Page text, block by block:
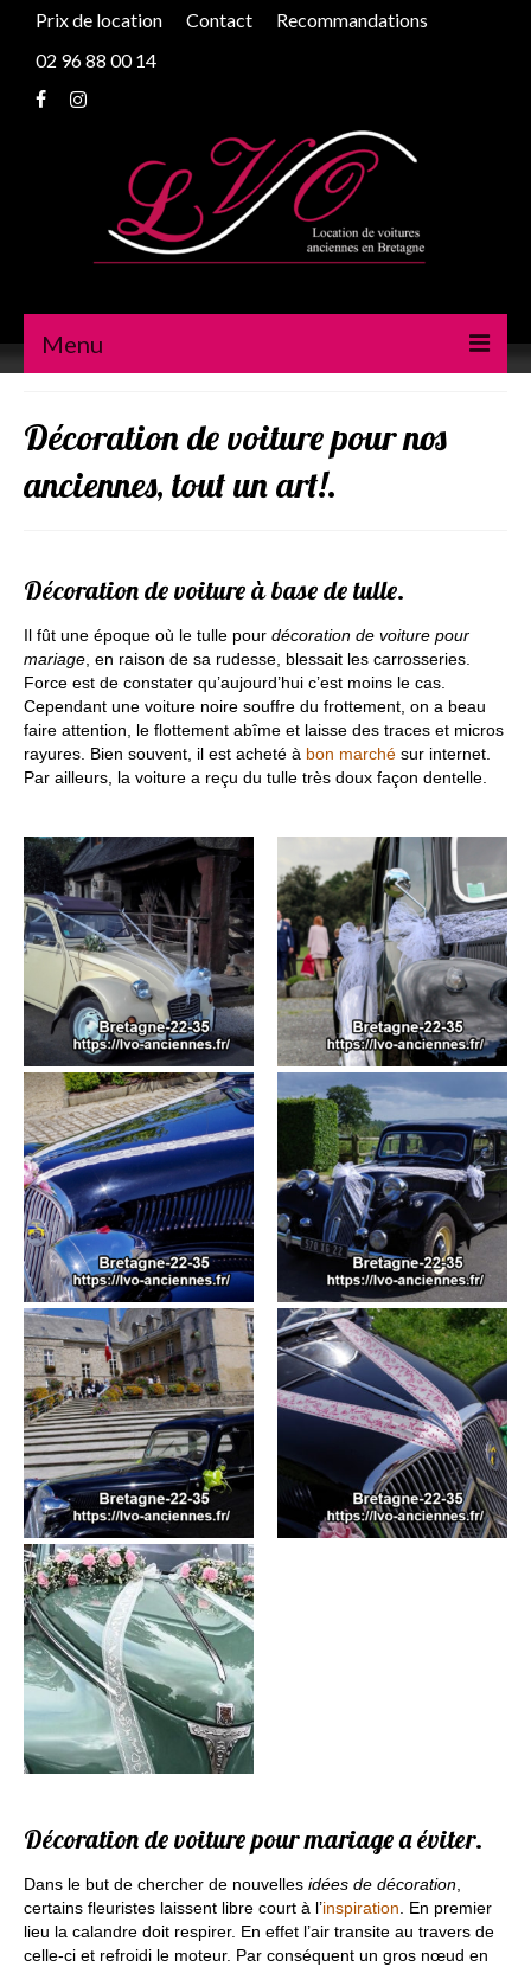
Prix de location Contact
Recommandations
02 96 88 00 14
Menu
Traction
2cv
Medias
Photos de mariage
Décoration de voiture
Décoration de voiture pour nos
anciennes, tout un art!.
Décoration de voiture à base de tulle.
Il fût une époque où le tulle pour décoration de voiture pour
mariage , en raison de sa rudesse, blessait les carrosseries.
Force est de constater qu’aujourd’hui c’est moins le cas.
Cependant une voiture noire souffre du frottement, on a beau
faire attention, le flottement abîme et laisse des traces et micros
rayures. Bien souvent, il est acheté à bon marché sur internet.
Par ailleurs, la voiture a reçu du tulle très doux façon dentelle.
Décoration de voiture pour mariage a éviter.
Dans le but de chercher de nouvelles idées de décoration,
certains fleuristes laissent libre court à l’inspiration. En premier
lieu la calandre doit respirer. En effet l’air transite au travers de
celle-ci et refroidi le moteur. Par conséquent un gros nœud en